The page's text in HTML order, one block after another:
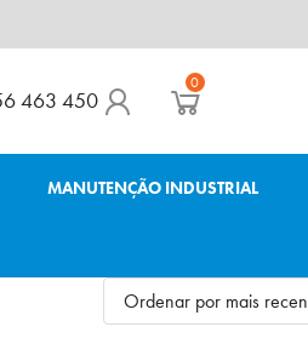
463 450
0
MANUTENÇÃO INDUSTRIAL